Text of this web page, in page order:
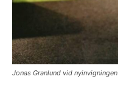
Jonas Granlund vid nyinvigningen